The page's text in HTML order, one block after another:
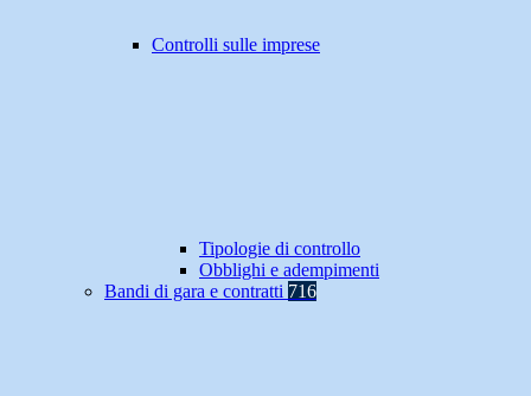
Controlli sulle imprese
Tipologie di controllo
Obblighi e adempimenti
Bandi di gara e contratti 716